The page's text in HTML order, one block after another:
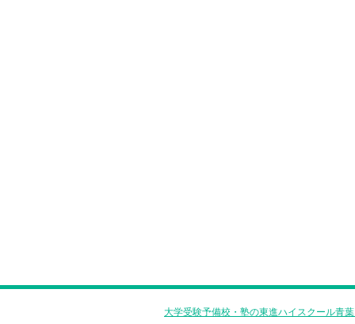
大学受験予備校・塾の東進ハイスクール青